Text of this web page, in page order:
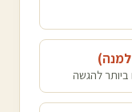
למנה)
ביותר להגשה